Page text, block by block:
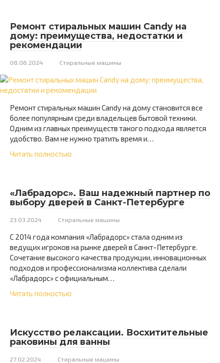
Ремонт стиральных машин Candy на
дому: преимущества, недостатки и
рекомендации
08.06.2024 Стиральные машины
Ремонт стиральных машин Candy на дому становится все
более популярным среди владельцев бытовой техники.
Одним из главных преимуществ такого подхода является
удобство. Вам не нужно тратить время и…
Читать полностью
«Лабрадорс». Ваш надежный партнер по
выбору дверей в Санкт-Петербурге
23.03.2024 Стиральные машины
С 2014 года компания «Лабрадорс» стала одним из
ведущих игроков на рынке дверей в Санкт-Петербурге.
Сочетание высокого качества продукции, инновационных
подходов и профессионализма коллектива сделали
«Лабрадорс» с официальным…
Читать полностью
Искусство релаксации. Восхитительные
раковины для ванны
27.02.2024 Стиральные машины